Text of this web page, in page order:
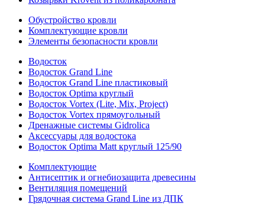
Обустройство кровли
Комплектующие кровли
Элементы безопасности кровли
Водосток
Водосток Grand Line
Водосток Grand Line пластиковый
Водосток Optima круглый
Водосток Vortex (Lite, Mix, Project)
Водосток Vortex прямоугольный
Дренажные системы Gidrolica
Аксессуары для водостока
Водосток Optima Matt круглый 125/90
Комплектующие
Антисептик и огнебиозащита древесины
Вентиляция помещений
Грядочная система Grand Line из ДПК